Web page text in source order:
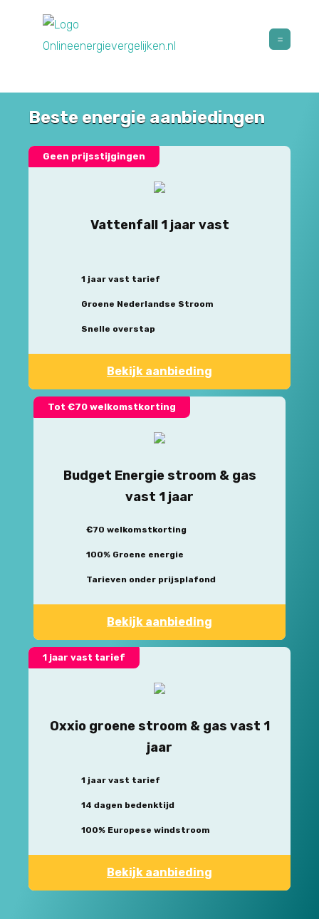
Beste energie aanbiedingen
Geen prijsstijgingen
Vattenfall 1 jaar vast
1 jaar vast tarief
Groene Nederlandse Stroom
Snelle overstap
Bekijk aanbieding
Tot €70 welkomstkorting
Budget Energie stroom & gas
vast 1 jaar
€70 welkomstkorting
100% Groene energie
Tarieven onder prijsplafond
Bekijk aanbieding
1 jaar vast tarief
Oxxio groene stroom & gas vast 1
jaar
1 jaar vast tarief
14 dagen bedenktijd
100% Europese windstroom
Bekijk aanbieding